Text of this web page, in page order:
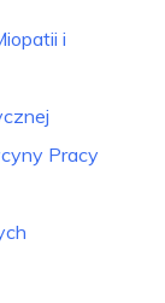
i
Pracy